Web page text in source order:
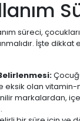
süreci,
İşte dikkat
eksik olan vitamin-
markalardan,